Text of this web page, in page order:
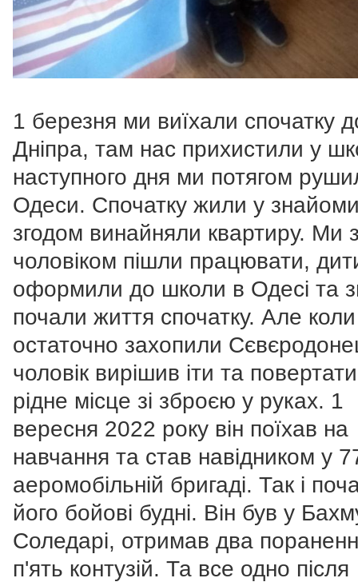
1 березня ми виїхали спочатку
Дніпра, там нас прихистили у
наступного дня ми потягом
Одеси. Спочатку жили у
згодом винайняли квартиру. Ми
чоловіком пішли працювати,
оформили до школи в Одесі та
почали життя спочатку. Але коли
остаточно захопили
чоловік вирішив іти та
рідне місце зі зброєю у руках. 1
вересня 2022 року він поїхав на
навчання та став навідником у
аеромобільній бригаді. Так і
його бойові будні. Він був у
Соледарі, отримав два
п'ять контузій. Та все одно після